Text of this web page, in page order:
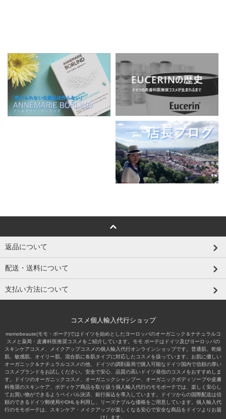
返品について
配送・送料について
支払い方法について
コスメ個人輸入代行ショップ
momobeaute(モモ・ボーテ)ではドイツを始めとしたヨーロッパのオーガニック＆ナチュラルコ
スメと薬局・皮膚科医推奨コスメをご紹介しています。モモ ボーテはドイツ及びヨーロッパの
スキンケアコスメ、メイクアップコスメの個人輸入代行オンラインショップです。普通肌、乾燥
肌、敏感肌、オイリー肌、混合肌に各肌タイプに対応したコスメを扱っています。お肌に優しい
オーガニック＆ナチュラルコスメの他、ドイツの調剤薬局で購入可能なドイツ国内で信頼の厚い
コスメブランドをお試しください。安全で安心、品質の高いドイツ発信のコスメをおすすめしま
す。ドイツのオーガニックコスメ、オーガニックシャンプー、オーガニックボディソープや皮膚
科推奨のスキンケア、ボディケア商品を取り扱う個人輸入代行のモモボーテでは、楽しく安心し
てお買い物ができるようペイパル決済、銀行振込を導入しています。ドイツからの国際配送は信
頼のできるドイツ郵便局やDHLを利用し、リーズナブルな価格をご用意しています。個人輸入代
行のモモボーテは、スキンケア・メイクアップが楽しくなる安心で安全な商品をドイツよりお届
けします。